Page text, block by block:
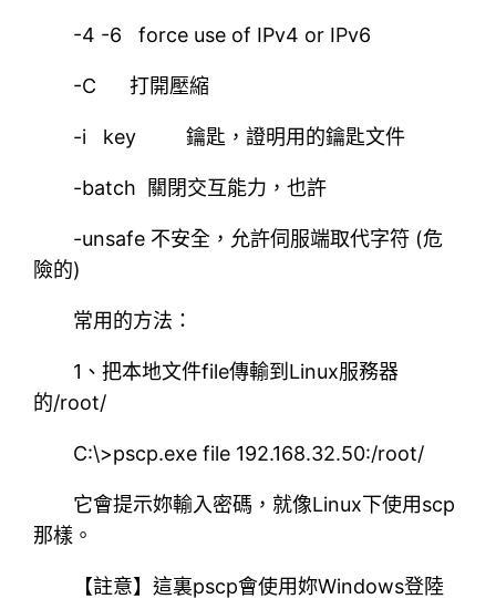
-4 -6 force use of IPv4 or IPv6
-C 打開壓縮
-i key 鑰匙，證明用的鑰匙文件
-batch 關閉交互能力，也許
-unsafe 不安全，允許伺服端取代字符 (危
險的)
常用的方法：
1、把本地文件file傳輸到Linux服務器
的/root/
C:\>pscp.exe file 192.168.32.50:/root/
它會提示妳輸入密碼，就像Linux下使用scp
那樣。
【註意】這裏pscp會使用妳Windows登陸